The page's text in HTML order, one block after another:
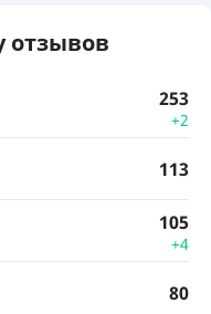
отзывов
253
+2
113
105
+4
80